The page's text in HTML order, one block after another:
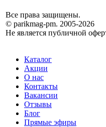
Все права защищены.
© parikmag-pm. 2005-2026
Не является публичной
Каталог
Акции
О нас
Контакты
Вакансии
Отзывы
Блог
Прямые эфиры